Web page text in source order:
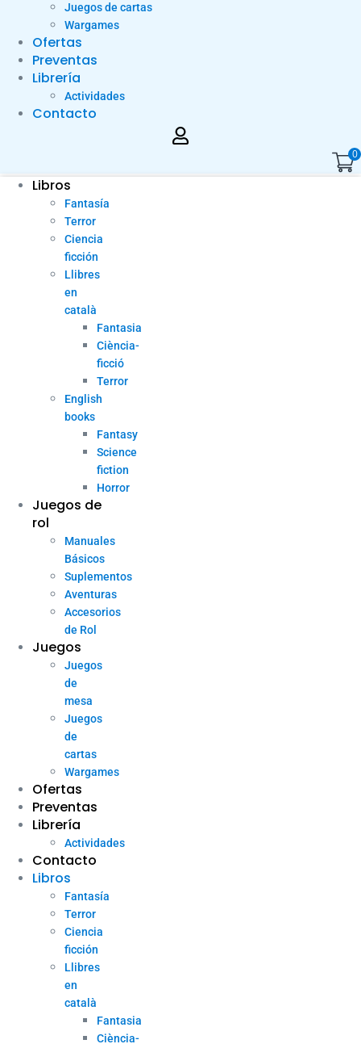
Juegos de cartas
Wargames
Ofertas
Preventas
Librería
Actividades
Contacto
0
Libros
Fantasía
Terror
Ciencia
ficción
Llibres
en
català
Fantasia
Ciència-
ficció
Terror
English
books
Fantasy
Science
fiction
Horror
Juegos de
rol
Manuales
Básicos
Suplementos
Aventuras
Accesorios
de Rol
Juegos
Juegos
de
mesa
Juegos
de
cartas
Wargames
Ofertas
Preventas
Librería
Actividades
Contacto
Libros
Fantasía
Terror
Ciencia
ficción
Llibres
en
català
Fantasia
Ciència-